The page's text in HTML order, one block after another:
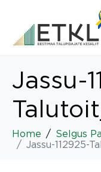
Jassu-
Home
Selgus
Jassu-112925-